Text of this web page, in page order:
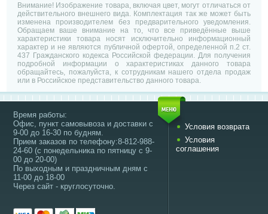
Внимание! Изображение товара, включая цвет, могут отличаться от
действительного внешнего вида. Комплектация так же может быть
изменена производителем без предварительного уведомления.
Обращаем ваше внимание на то, что все приведённые выше
характеристики товара носят исключительно информационный
характер и не являются публичной офертой, определенной п.2 ст.
437 Гражданского кодекса Российской федерации. Для получения
подробной информации о характеристиках данного товара
обращайтесь, пожалуйста, к сотрудникам нашего отдела продаж
или в Российское представительство данного товара.
Время работы:
Офис, пункт самовывоза и доставки с
9-00 до 16-30 по будням.
Прием заказов по телефону:8-812-988-
24-60 (с понедельника по пятницу с 9-
00 до 20-00)
По выходным и праздничным дням с
11-00 до 18-00
Через сайт - круглосуточно.
Условия возврата
Условия
соглашения